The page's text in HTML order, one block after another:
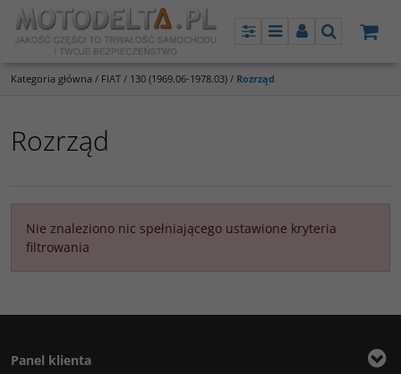
PanelMenuPanelSzukaj
Kategoria główna / FIAT / 130 (1969.06-1978.03) / Rozrząd
Rozrząd
Nie znaleziono nic spełniającego ustawione kryteria
filtrowania
Panel klienta